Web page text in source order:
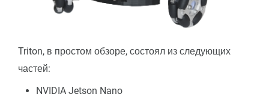
Triton, в простом обзоре, состоял из следующих
частей:
NVIDIA Jetson Nano